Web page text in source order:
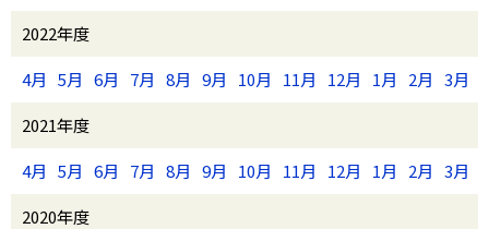
2022年度
4月 5月 6月 7月 8月 9月 10月 11月 12月 1月 2月 3月
2021年度
4月 5月 6月 7月 8月 9月 10月 11月 12月 1月 2月 3月
2020年度